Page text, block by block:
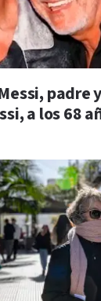
padre
a los 68